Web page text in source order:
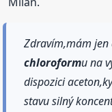
Zdravím,mám jen
chloroformu na
dispozici
stavu silný